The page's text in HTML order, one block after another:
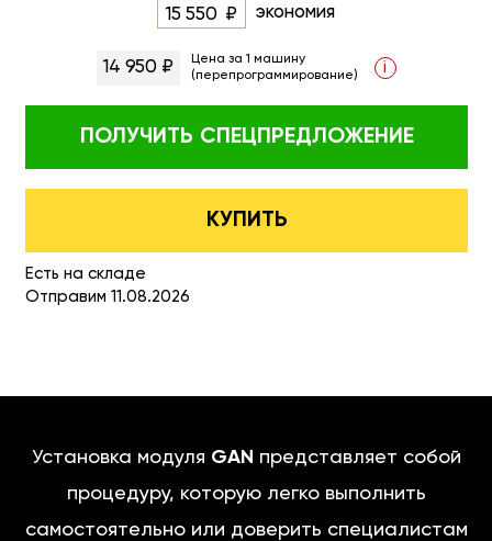
15 550 экономия
14 950 ₽
Цена за 1 машину
(перепрограммирование)
i
ПОЛУЧИТЬ СПЕЦПРЕДЛОЖЕНИЕ
КУПИТЬ
Есть на складе
Отправим 11.08.2026
Установка модуля GAN представляет собой
процедуру, которую легко выполнить
самостоятельно или доверить специалистам